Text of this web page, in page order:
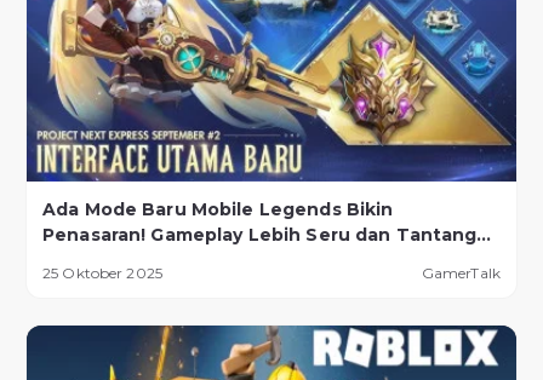
Ada Mode Baru Mobile Legends Bikin
Penasaran! Gameplay Lebih Seru dan Tantangan
25 Oktober 2025 GamerTalk